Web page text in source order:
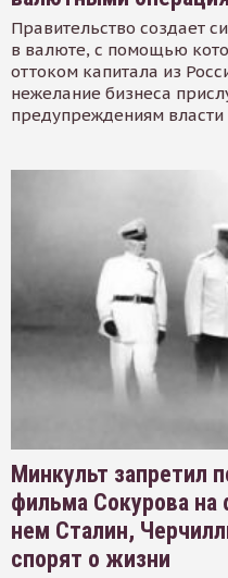
Правительство создает
в валюте, с помощью
оттоком капитала из
нежелание бизнеса
предупреждениям власти
Минкульт запретил
фильма Сокурова
нем Сталин,
спорят о жизни